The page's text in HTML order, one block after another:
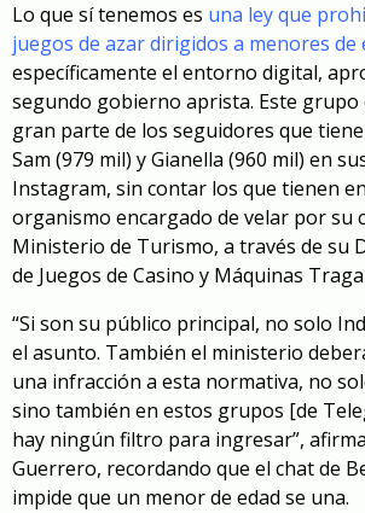
Lo que sí tenemos es una ley que
juegos de azar dirigidos a menores de
específicamente el entorno digital,
segundo gobierno aprista. Este grupo
gran parte de los seguidores que
Sam (979 mil) y Gianella (960 mil) en
Instagram, sin contar los que tienen
organismo encargado de velar por su
Ministerio de Turismo, a través de su
de Juegos de Casino y Máquinas
“Si son su público principal, no solo
el asunto. También el ministerio
una infracción a esta normativa, no
sino también en estos grupos [de
hay ningún filtro para ingresar”,
Guerrero, recordando que el chat de
impide que un menor de edad se una.